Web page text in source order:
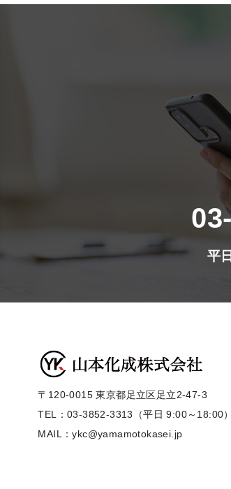
平
〒120-0015 東京都足立区足立2-47-3
TEL：03-3852-3313（平日 9:00～18:00）
MAIL：ykc@yamamotokasei.jp